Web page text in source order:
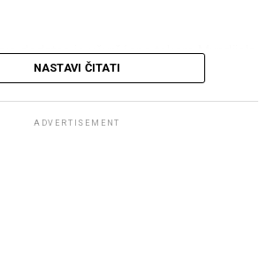
Mail
dodatno je učvršćeno tokom Mundijala,
uključen u brojne aktivnosti vezane za
NASTAVI ČITATI
ADVERTISEMENT